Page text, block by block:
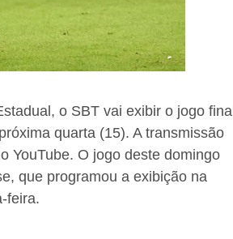
o SBT vai exibir o jogo final
quarta (15). A transmissão
YouTube. O jogo deste domingo
que programou a exibição na
feira.